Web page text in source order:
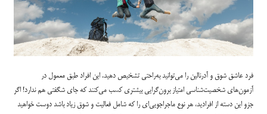
فرد عاشق شوق و آدرنالین را می‌توانید به‌‌راحتی تشخیص دهید. این افراد طبق معمول در
آزمون‌های شخصیت‌شناسی امتیاز برون‌گرایی بیشتری کسب می‌کنند که جای شگفتی هم ندارد! اگر
جزو این دسته از افرادید، هر نوع ماجراجویی‌ای را که شامل فعالیت و شوق زیاد باشد دوست خواهید